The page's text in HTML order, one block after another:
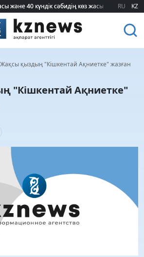
және 40 күндік сәбидің көз жасы:
және 40 күндік сәбидің көз жасы: RU KZ
Жақсы қыздың "Кішкентай Ақниетке" жазған
"Кішкентай Ақниетке"